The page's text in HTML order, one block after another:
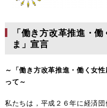
「働き方改革推進・
ま」宣言
～「働き方改革推進・働く女
って～
私たちは，平成２６年に経済